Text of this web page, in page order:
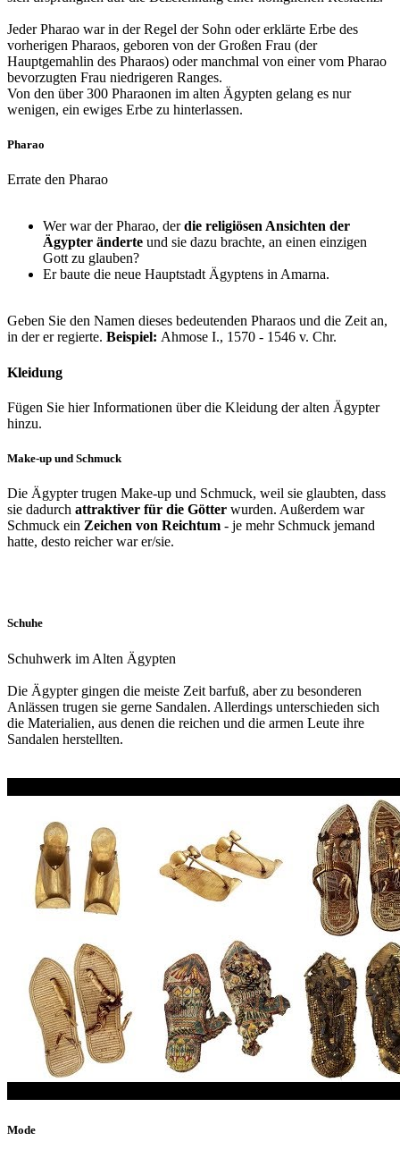
Jeder Pharao war in der Regel der Sohn oder erklärte Erbe des
vorherigen Pharaos, geboren von der Großen Frau (der
Hauptgemahlin des Pharaos) oder manchmal von einer vom Pharao
bevorzugten Frau niedrigeren Ranges.
Von den über 300 Pharaonen im alten Ägypten gelang es nur
wenigen, ein ewiges Erbe zu hinterlassen.
Pharao
Errate den Pharao
Wer war der Pharao, derdie religiösen Ansichten der
Ägypter änderte und sie dazu brachte, an einen einzigen
Gott zu glauben?
Er baute die neue Hauptstadt Ägyptens in Amarna.
Geben Sie den Namen dieses bedeutenden Pharaos und die Zeit an,
in der er regierte. Beispiel: Ahmose I., 1570 - 1546 v. Chr.
Kleidung
Fügen Sie hier Informationen über die Kleidung der alten Ägypter
hinzu.
Make-up und Schmuck
Die Ägypter trugen Make-up und Schmuck, weil sie glaubten, dass
sie dadurch attraktiver für die Götter wurden. Außerdem war
Schmuck ein Zeichen von Reichtum - je mehr Schmuck jemand
hatte, desto reicher war er/sie.
Schuhe
Schuhwerk im Alten Ägypten
Die Ägypter gingen die meiste Zeit barfuß, aber zu besonderen
Anlässen trugen sie gerne Sandalen. Allerdings unterschieden sich
die Materialien, aus denen die reichen und die armen Leute ihre
Sandalen herstellten.
Mode